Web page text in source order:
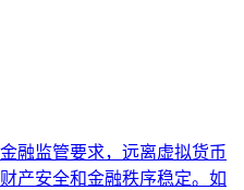
融监管要求，远离虚拟货币
产安全和金融秩序稳定。如